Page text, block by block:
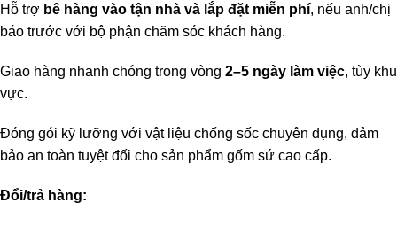
Hỗ trợ bê hàng vào tận nhà và lắp đặt miễn phí, nếu anh/chị
báo trước với bộ phận chăm sóc khách hàng.
Giao hàng nhanh chóng trong vòng 2–5 ngày làm việc, tùy khu
vực.
Đóng gói kỹ lưỡng với vật liệu chống sốc chuyên dụng, đảm
bảo an toàn tuyệt đối cho sản phẩm gốm sứ cao cấp.
Đổi/trả hàng: